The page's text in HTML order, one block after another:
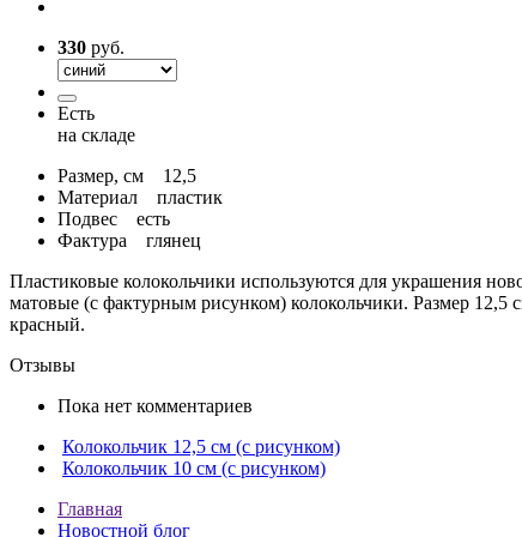
330 руб.
Есть
на складе
Размер, см 12,5
Материал пластик
Подвес есть
Фактура глянец
Пластиковые колокольчики используются для украшения
матовые (с фактурным рисунком) колокольчики. Размер 12,5
красный.
Отзывы
Пока нет комментариев
Колокольчик 12,5 см (с рисунком)
Колокольчик 10 см (с рисунком)
Главная
Новостной блог